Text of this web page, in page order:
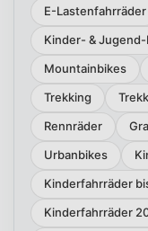
E-Lastenfahrräder
Kinder- &
Mountainbikes
Trekking
Rennräder
Urbanbikes
Kinderfahrräder
Kinderfahrräder